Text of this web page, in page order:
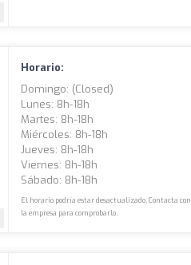
Horario:
Domingo: (closed)
Lunes: 8h-18h
Martes: 8h-18h
Miércoles: 8h-18h
Jueves: 8h-18h
Viernes: 8h-18h
Sábado: 8h-18h
El horario podría estar desactualizado. Contacta con
la empresa para comprobarlo.